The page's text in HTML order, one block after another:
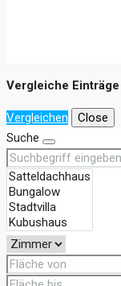
Vergleiche Einträge
Vergleichen
Close
Suche